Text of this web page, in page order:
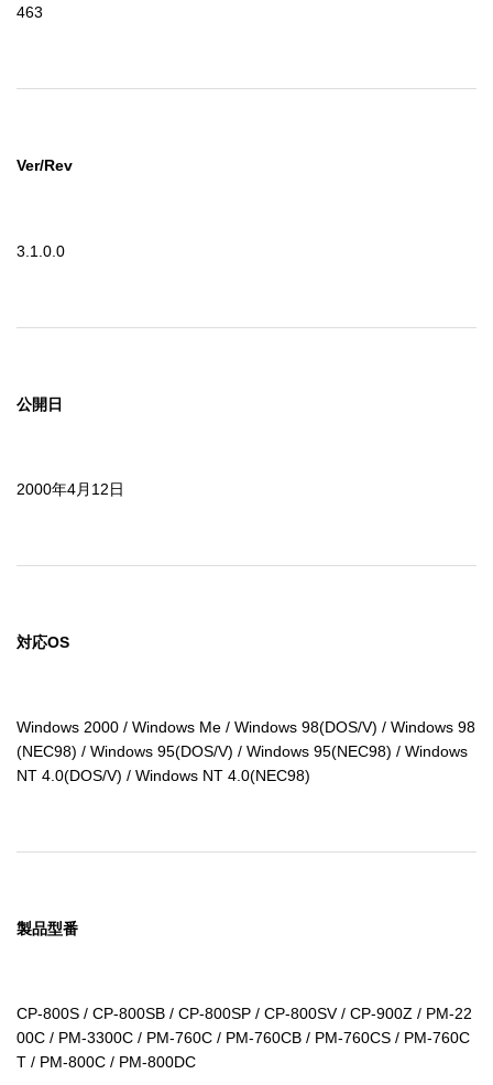
463
Ver/Rev
3.1.0.0
公開日
2000年4月12日
対応OS
Windows 2000 / Windows Me / Windows 98(DOS/V) / Windows 98
(NEC98) / Windows 95(DOS/V) / Windows 95(NEC98) / Windows
NT 4.0(DOS/V) / Windows NT 4.0(NEC98)
製品型番
CP-800S / CP-800SB / CP-800SP / CP-800SV / CP-900Z / PM-22
00C / PM-3300C / PM-760C / PM-760CB / PM-760CS / PM-760C
T / PM-800C / PM-800DC